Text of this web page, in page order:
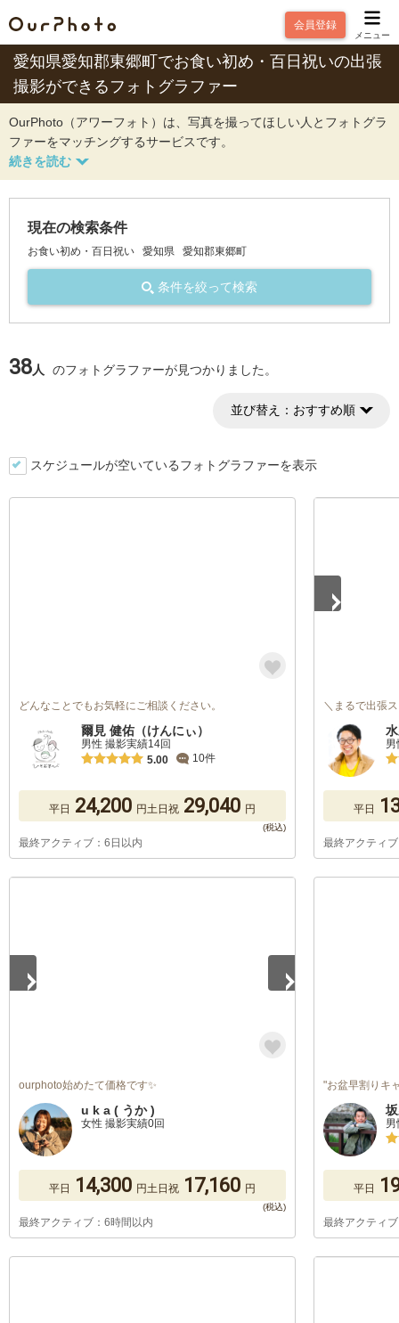
会員登録
メニュー
愛知県愛知郡東郷町でお食い初め・百日祝いの出張
撮影ができるフォトグラファー
OurPhoto（アワーフォト）は、写真を撮ってほしい人とフォトグラ
ファーをマッチングするサービスです。
現在の検索条件
お食い初め・百日祝い 愛知県 愛知郡東郷町
条件を絞って検索
38人 のフォトグラファーが見つかりました。
並び替え： おすすめ順
スケジュールが空いているフォトグラファーを表示
どんなことでもお気軽にご相談ください。
爾見 健佑（けんにぃ）
男性 撮影実績14回
5.00
10件
平日 24,200 円土日祝 29,040 円
最終アクティブ：6日以内
＼まるで出張
平日
最終アクティ
ourphoto始めたて価格です✨
u k a ( うか )
女性 撮影実績0回
平日 14,300 円土日祝 17,160 円
最終アクティブ：6時間以内
"お盆早割りキ
平日
最終アクティ